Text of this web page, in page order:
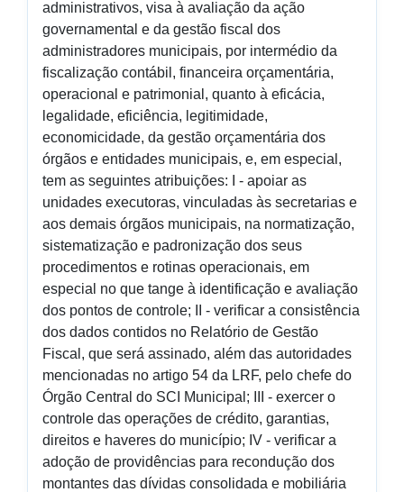
administrativos, visa à avaliação da ação
governamental e da gestão fiscal dos
administradores municipais, por intermédio da
fiscalização contábil, financeira orçamentária,
operacional e patrimonial, quanto à eficácia,
legalidade, eficiência, legitimidade,
economicidade, da gestão orçamentária dos
órgãos e entidades municipais, e, em especial,
tem as seguintes atribuições: I - apoiar as
unidades executoras, vinculadas às secretarias e
aos demais órgãos municipais, na normatização,
sistematização e padronização dos seus
procedimentos e rotinas operacionais, em
especial no que tange à identificação e avaliação
dos pontos de controle; II - verificar a consistência
dos dados contidos no Relatório de Gestão
Fiscal, que será assinado, além das autoridades
mencionadas no artigo 54 da LRF, pelo chefe do
Órgão Central do SCI Municipal; III - exercer o
controle das operações de crédito, garantias,
direitos e haveres do município; IV - verificar a
adoção de providências para recondução dos
montantes das dívidas consolidada e mobiliária